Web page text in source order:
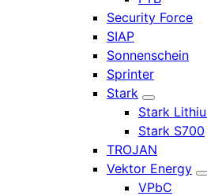
Security Force
SIAP
Sonnenschein
Sprinter
Stark
Stark
Stark S700
TROJAN
Vektor Energy
VPbC